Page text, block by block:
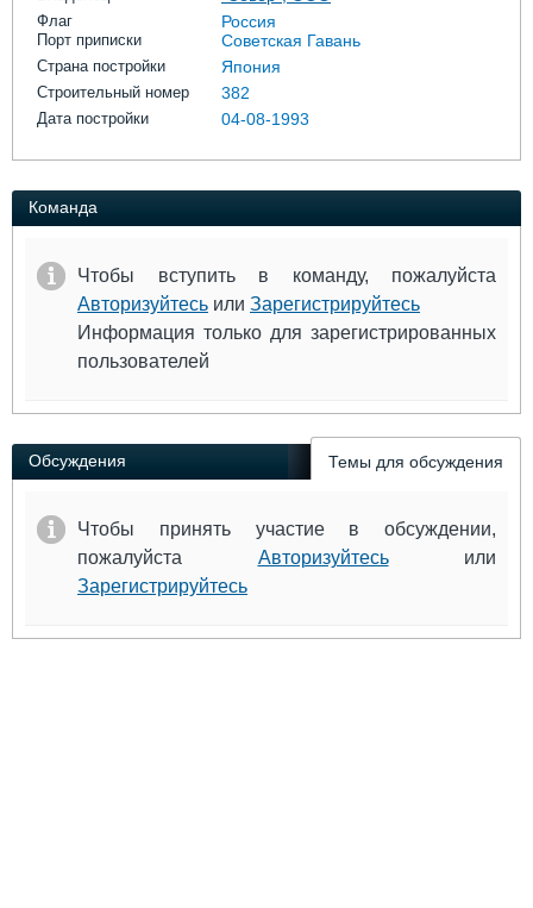
Флаг Россия
Порт приписки Советская Гавань
Страна постройки Япония
Строительный номер 382
Дата постройки 04-08-1993
Команда
Чтобы вступить в команду, пожалуйста
Авторизуйтесь или Зарегистрируйтесь
Информация только для зарегистрированных
пользователей
Обсуждения Темы для обсуждения
Чтобы принять участие в обсуждении,
пожалуйста Авторизуйтесьили
Зарегистрируйтесь